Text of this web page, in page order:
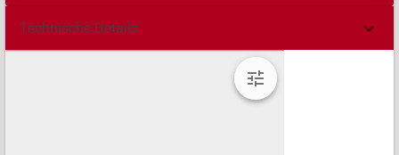
Technische Details